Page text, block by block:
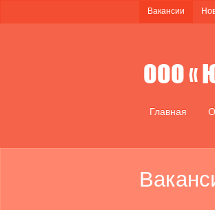
Вакансии
Главная